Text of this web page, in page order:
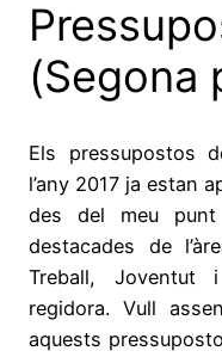
(Segona
Els pressupostos
l’any 2017 ja estan
des del meu
destacades de
Treball,
regidora. Vull
aquests